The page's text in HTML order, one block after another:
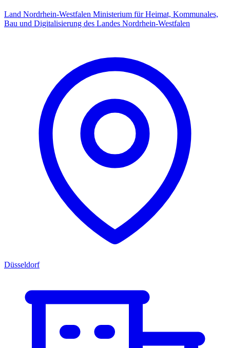
Land Nordrhein-Westfalen Ministerium für Heimat, Kommunales,
Bau und Digitalisierung des Landes Nordrhein-Westfalen
Düsseldorf